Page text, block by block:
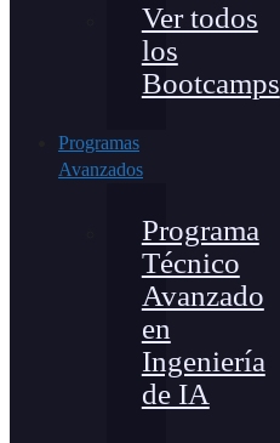
Ver todos
los
Bootcamps
Programas
Avanzados
Programa
Técnico
Avanzado
en
Ingeniería
de IA